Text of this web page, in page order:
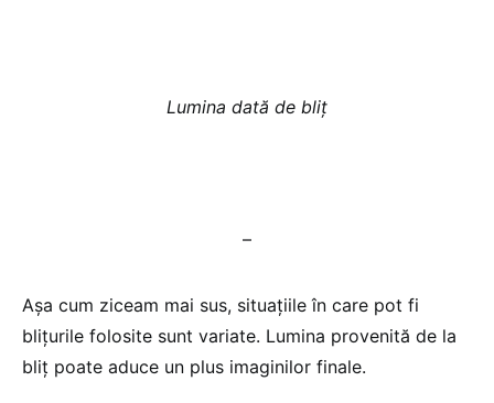
Lumina dată de bliț
–
Așa cum ziceam mai sus, situațiile în care pot fi
blițurile folosite sunt variate. Lumina provenită de la
bliț poate aduce un plus imaginilor finale.